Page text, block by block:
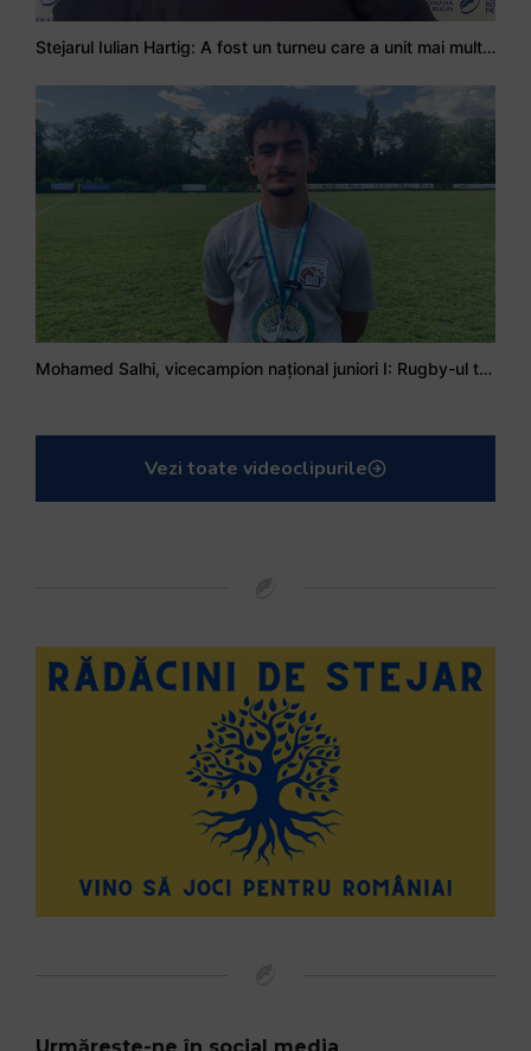
Stejarul Iulian Hartig: A fost un turneu care a unit mai mult echipa
Mohamed Salhi, vicecampion național juniori I: Rugby-ul te învață să accepți și înfrângerile
Vezi toate videoclipurile